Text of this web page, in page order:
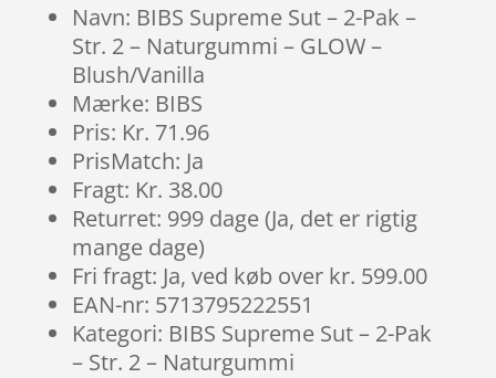
Navn: BIBS Supreme Sut – 2-Pak –
Str. 2 – Naturgummi – GLOW –
Blush/Vanilla
Mærke: BIBS
Pris: Kr. 71.96
PrisMatch: Ja
Fragt: Kr. 38.00
Returret: 999 dage (Ja, det er rigtig
mange dage)
Fri fragt: Ja, ved køb over kr. 599.00
EAN-nr: 5713795222551
Kategori: BIBS Supreme Sut – 2-Pak
– Str. 2 – Naturgummi